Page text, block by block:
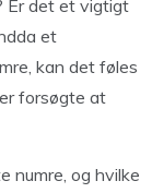
Er det et vigtigt
et
kan det føles
forsøgte at
numre, og hvilke